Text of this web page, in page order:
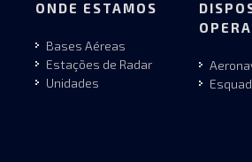
ONDE ESTAMOS
Bases Aéreas
Estações de Radar
Unidades